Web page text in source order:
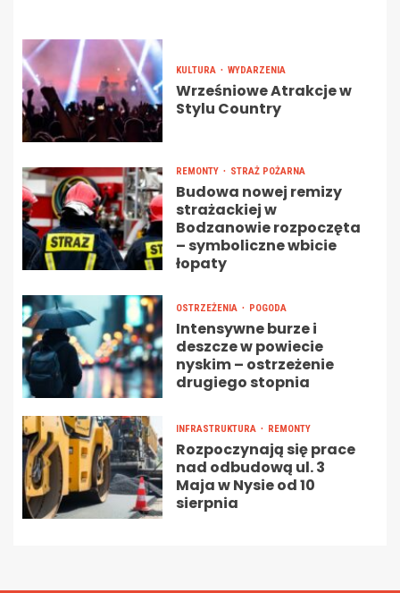
KULTURA WYDARZENIA
Wrześniowe Atrakcje w
Stylu Country
REMONTY STRAŻ POŻARNA
Budowa nowej remizy
strażackiej w
Bodzanowie rozpoczęta
– symboliczne wbicie
łopaty
OSTRZEŻENIA POGODA
Intensywne burze i
deszcze w powiecie
nyskim – ostrzeżenie
drugiego stopnia
INFRASTRUKTURA REMONTY
Rozpoczynają się prace
nad odbudową ul. 3
Maja w Nysie od 10
sierpnia